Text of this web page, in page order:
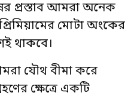
প্রস্তাব আমরা অনেক
মোটা অংকের
থাকবে।
যৌথ বীমা করে
ক্ষেত্রে একটি